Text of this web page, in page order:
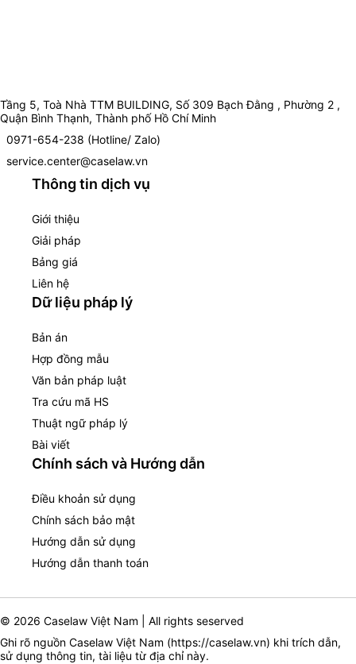
Tầng 5, Toà Nhà TTM BUILDING, Số 309 Bạch Đằng , Phường 2 ,
Quận Bình Thạnh, Thành phố Hồ Chí Minh
0971-654-238 (Hotline/ Zalo)
service.center@caselaw.vn
Thông tin dịch vụ
Giới thiệu
Giải pháp
Bảng giá
Liên hệ
Dữ liệu pháp lý
Bản án
Hợp đồng mẫu
Văn bản pháp luật
Tra cứu mã HS
Thuật ngữ pháp lý
Bài viết
Chính sách và Hướng dẫn
Điều khoản sử dụng
Chính sách bảo mật
Hướng dẫn sử dụng
Hướng dẫn thanh toán
© 2026 Caselaw Việt Nam | All rights seserved
Ghi rõ nguồn Caselaw Việt Nam (https://caselaw.vn) khi trích dẫn,
sử dụng thông tin, tài liệu từ địa chỉ này.